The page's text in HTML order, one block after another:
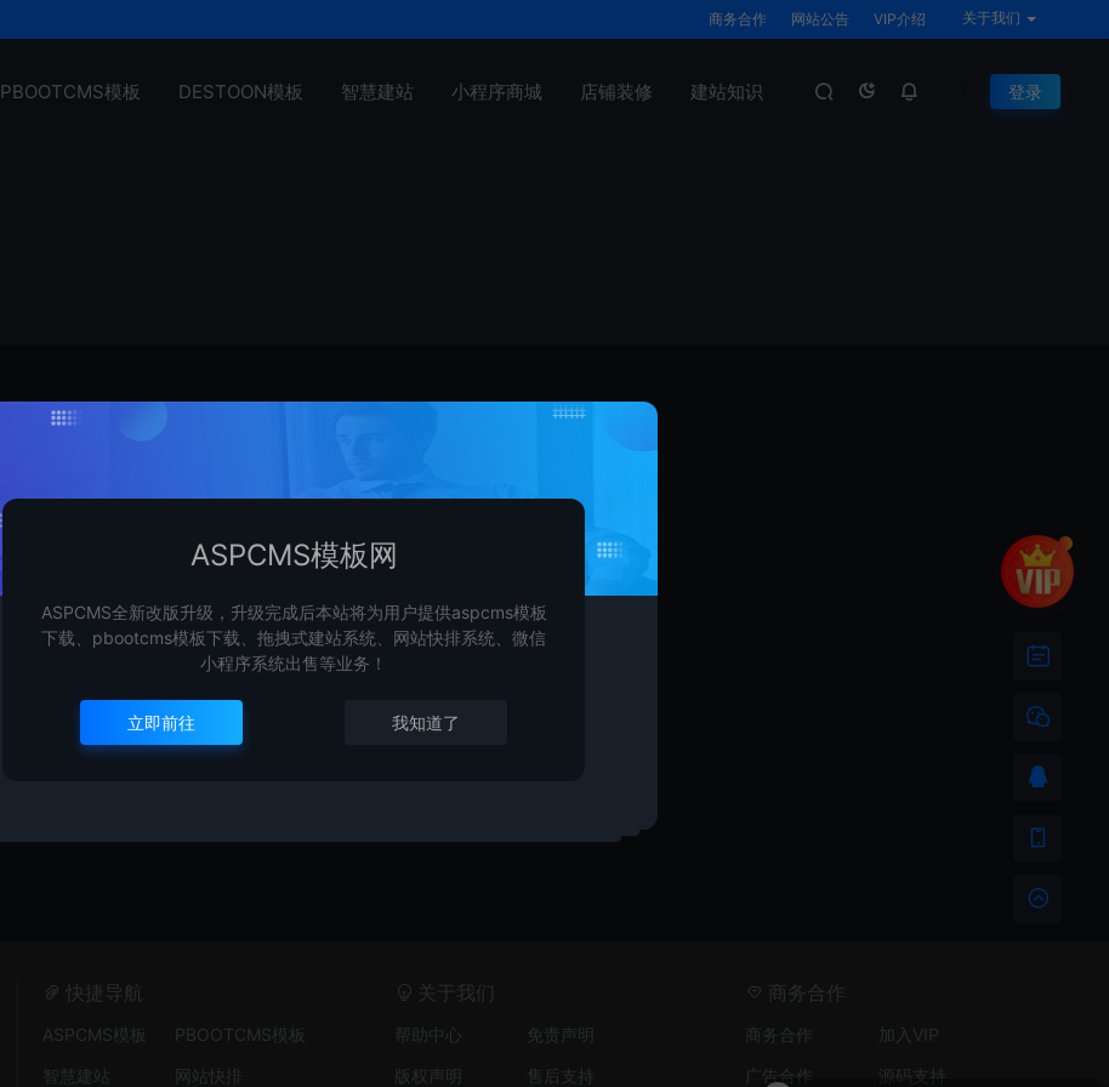
商务合作 网站公告 VIP介绍 关于我们
PBOOTCMS模板 DESTOON模板 智慧建站 小程序商城 店铺装修 建站知识 登录
快捷导航
ASPCMS模板
PBOOTCMS模板
智慧建站
网站快排
关于我们
帮助中心
免责声明
版权声明
售后支持
商务合作
商务合作
加入VIP
广告合作
源码支持
ASPCMS模板网
ASPCMS全新改版升级，升级完成后本站将为用户提供aspcms模板
下载、pbootcms模板下载、拖拽式建站系统、网站快排系统、微信
小程序系统出售等业务！
立即前往 我知道了